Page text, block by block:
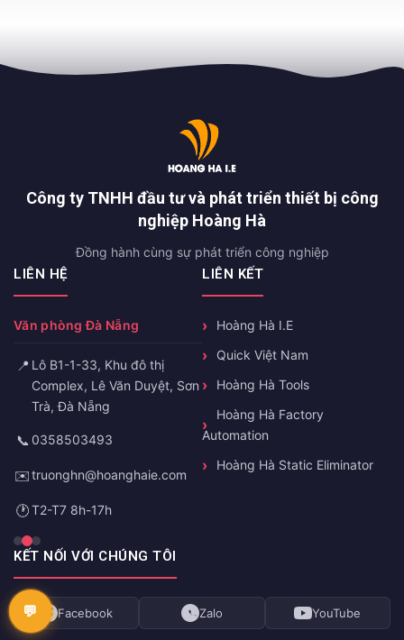
Công ty TNHH đầu tư và phát triển thiết bị công
nghiệp Hoàng Hà
Đồng hành cùng sự phát triển công nghiệp
LIÊN HỆ
Văn phòng Đà Nẵng
📍 Lô B1-1-33, Khu đô thị
Complex, Lê Văn Duyệt, Sơn
Trà, Đà Nẵng
📞 0358503493
✉️truonghn@hoanghaie.com
🕐T2-T7 8h-17h
LIÊN KẾT
Hoàng Hà I.E
Quick Việt Nam
Hoàng Hà Tools
Hoàng Hà Factory
Automation
Hoàng Hà Static Eliminator
KẾT NỐI VỚI CHÚNG TÔI
Facebook Zalo YouTube